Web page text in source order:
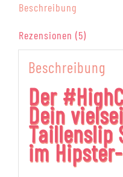
Beschreibung
Rezensionen (5)
Beschreibung
Der
Dein
Taillenslip
im